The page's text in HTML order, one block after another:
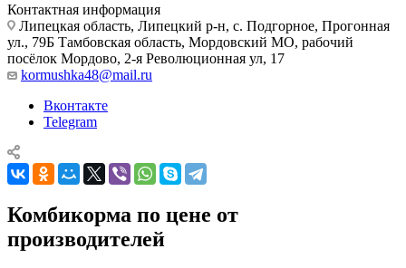
Контактная информация
Липецкая область, Липецкий р-н, с. Подгорное, Прогонная
ул., 79Б Тамбовская область, Мордовский МО, рабочий
посёлок Мордово, 2-я Революционная ул, 17
kormushka48@mail.ru
Вконтакте
Telegram
Комбикорма по цене от
производителей